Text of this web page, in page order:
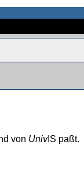
von UnivIS paßt.